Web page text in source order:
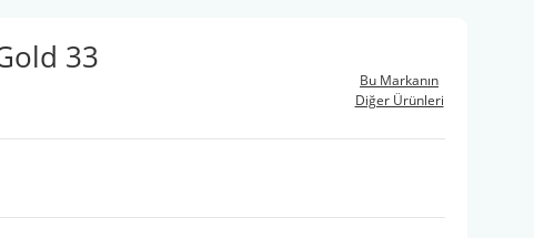
33
Bu Markanın
Diğer Ürünleri